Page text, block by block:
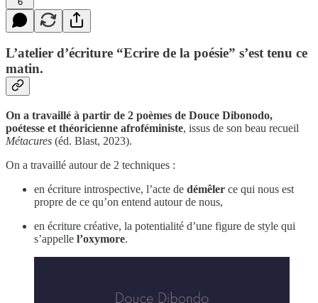
L’atelier d’écriture “Ecrire de la poésie” s’est tenu ce
matin.
On a travaillé à partir de 2 poèmes de Douce Dibonodo,
poétesse et théoricienne afroféministe, issus de son beau recueil
Métacures (éd. Blast, 2023).
On a travaillé autour de 2 techniques :
en écriture introspective, l’acte de démêler ce qui nous est
propre de ce qu’on entend autour de nous,
en écriture créative, la potentialité d’une figure de style qui
s’appelle l’oxymore.